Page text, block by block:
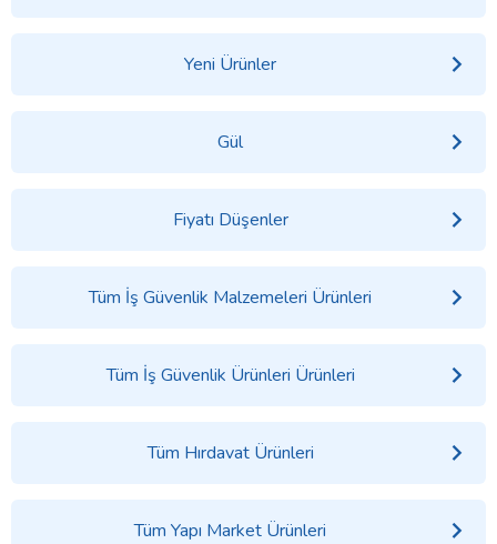
Yeni Ürünler
Gül
Fiyatı Düşenler
Tüm İş Güvenlik Malzemeleri Ürünleri
Tüm İş Güvenlik Ürünleri Ürünleri
Tüm Hırdavat Ürünleri
Tüm Yapı Market Ürünleri